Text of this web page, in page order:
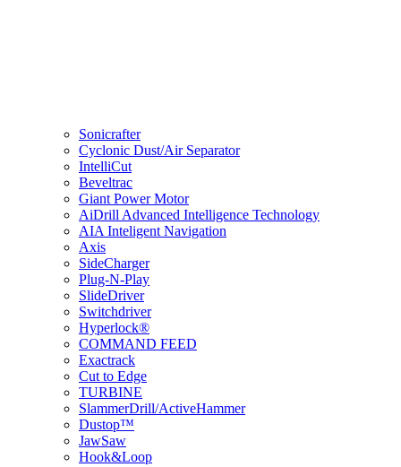
Sonicrafter
Cyclonic Dust/Air Separator
IntelliCut
Beveltrac
Giant Power Motor
AiDrill Advanced Intelligence Technology
AIA Inteligent Navigation
Axis
SideCharger
Plug-N-Play
SlideDriver
Switchdriver
Hyperlock®
COMMAND FEED
Exactrack
Cut to Edge
TURBINE
SlammerDrill/ActiveHammer
Dustop™
JawSaw
Hook&Loop